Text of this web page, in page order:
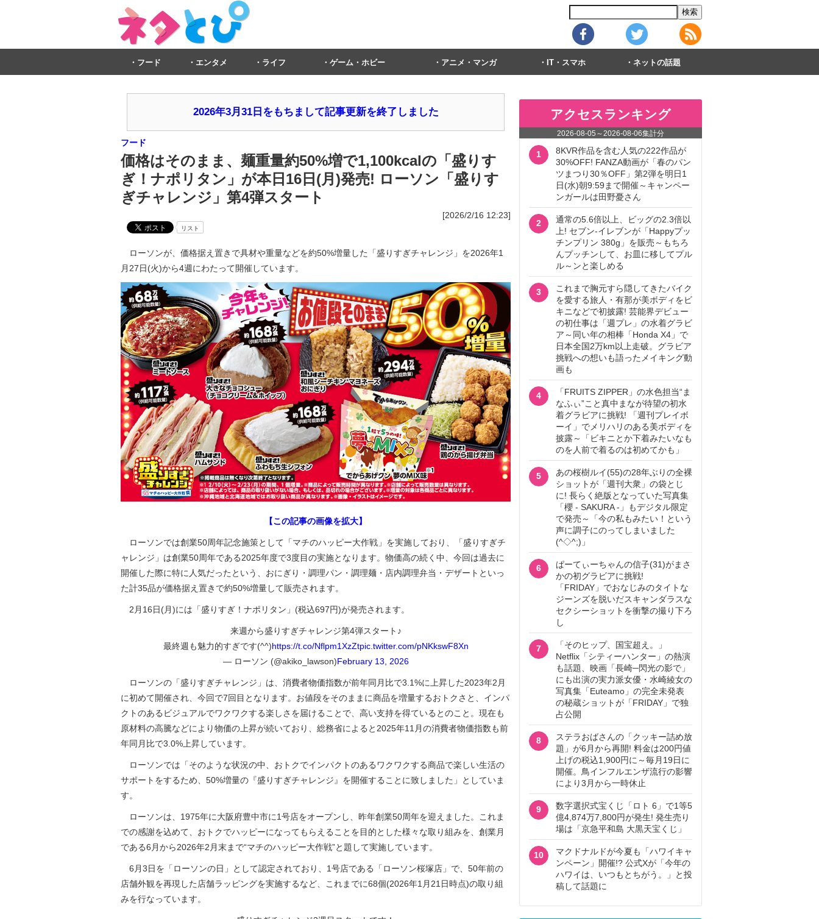
フード エンタメ ライフ ゲーム・ホビー アニメ・マンガ IT・スマホ ネットの話題
2026年3月31日をもちまして記事更新を終了しました
フード
価格はそのまま、麺重量約50%増で1,100kcalの「盛りす
ぎ！ナポリタン」が本日16日(月)発売! ローソン「盛りす
ぎチャレンジ」第4弾スタート
[2026/2/16 12:23]
リスト
ローソンが、価格据え置きで具材や重量などを約50%増量した「盛りすぎチャレンジ」を2026年1
月27日(火)から4週にわたって開催しています。
【この記事の画像を拡大】
ローソンでは創業50周年記念施策として「マチのハッピー大作戦」を実施しており、「盛りすぎチ
ャレンジ」は創業50周年である2025年度で3度目の実施となります。物価高の続く中、今回は過去に
開催した際に特に人気だったという、おにぎり・調理パン・調理麺・店内調理弁当・デザートといっ
た計35品が価格据え置きで約50%増量して販売されます。
2月16日(月)には「盛りすぎ！ナポリタン」(税込697円)が発売されます。
来週から盛りすぎチャレンジ第4弾スタート♪
最終週も魅力的すぎです(^^)https://t.co/Nflpm1XzZtpic.twitter.com/pNKkswF8Xn
— ローソン (@akiko_lawson)February 13, 2026
ローソンの「盛りすぎチャレンジ」は、消費者物価指数が前年同月比で3.1%に上昇した2023年2月
に初めて開催され、今回で7回目となります。お値段をそのままに商品を増量するおトクさと、インパ
クトのあるビジュアルでワクワクする楽しさを届けることで、高い支持を得ているとのこと。現在も
原材料の高騰などにより物価の上昇が続いており、総務省によると2025年11月の消費者物価指数も前
年同月比で3.0%上昇しています。
ローソンでは「そのような状況の中、おトクでインパクトのあるワクワクする商品で楽しい生活の
サポートをするため、50%増量の『盛りすぎチャレンジ』を開催することに致しました」としていま
す。
ローソンは、1975年に大阪府豊中市に1号店をオープンし、昨年創業50周年を迎えました。これま
での感謝を込めて、おトクでハッピーになってもらえることを目的とした様々な取り組みを、創業月
である6月から2026年2月末まで“マチのハッピー大作戦”と題して実施しています。
6月3日を「ローソンの日」として認定されており、1号店である「ローソン桜塚店」で、50年前の
店舗外観を再現した店舗ラッピングを実施するなど、これまでに68個(2026年1月21日時点)の取り組
みを行なっています。
アクセスランキング
2026-08-05 ～2026-08-06集計分
1
8KVR作品を含む人気の222作品が
30%OFF! FANZA動画が「春のパン
ツまつり30％OFF」第2弾を明日1
日(水)朝9:59まで開催～キャンペー
ンガールは田野憂さん
2
通常の5.6倍以上、ビッグの2.3倍以
上! セブン‐イレブンが「Happyプッ
チンプリン 380g」を販売～もちろ
んプッチンして、お皿に移してプル
ル～ンと楽しめる
3
これまで胸元すら隠してきたバイク
を愛する旅人・有那が美ボディをビ
キニなどで初披露! 芸能界デビュー
の初仕事は「週プレ」の水着グラビ
ア～同い年の相棒「Honda X4」で
日本全国2万km以上走破。グラビア
挑戦への想いも語ったメイキング動
画も
4
「FRUITS ZIPPER」の水色担当“ま
なふぃ”こと真中まなが待望の初水
着グラビアに挑戦! 「週刊プレイボ
ーイ」でメリハリのある美ボディを
披露～「ビキニとか下着みたいなも
のを人前で着るのは初めてかも」
5
あの桜樹ルイ(55)の28年ぶりの全裸
ショットが「週刊大衆」の袋とじ
に! 長らく絶版となっていた写真集
「櫻 - SAKURA -」もデジタル限定
で発売～「今の私もみたい！という
声に調子にのってしまいました
(^◇^;)」
6
ぱーてぃーちゃんの信子(31)がまさ
かの初グラビアに挑戦!
「FRIDAY」でおなじみのタイトな
ジーンズを脱いだスキャンダラスな
セクシーショットを衝撃の撮り下ろ
し
7
「そのヒップ、国宝超え。」
Netflix「シティーハンター」の熱演
も話題、映画「長崎─閃光の影で」
にも出演の実力派女優・水崎綾女の
写真集「Euteamo」の完全未発表
の秘蔵ショットが「FRIDAY」で独
占公開
8
ステラおばさんの「クッキー詰め放
題」が6月から再開! 料金は200円値
上げの税込1,900円に～毎月19日に
開催。鳥インフルエンザ流行の影響
により3月から一時休止
9
数字選択式宝くじ「ロト 6」で1等5
億4,874万7,800円が発生! 発生売り
場は「京急平和島 大黒天宝くじ」
10
マクドナルドが今夏も「ハワイキャ
ンペーン」開催!? 公式Xが「今年の
ハワイは、いつもとちがう。」と投
稿して話題に